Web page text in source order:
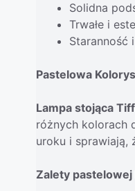
Solidna
Trwałe i
Staranność
Pastelowa
Lampa stojąca
różnych kolorach
uroku i sprawiają,
Zalety